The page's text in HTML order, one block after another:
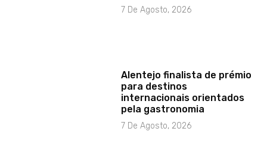
7 De Agosto, 2026
Alentejo finalista de prémio
para destinos
internacionais orientados
pela gastronomia
7 De Agosto, 2026